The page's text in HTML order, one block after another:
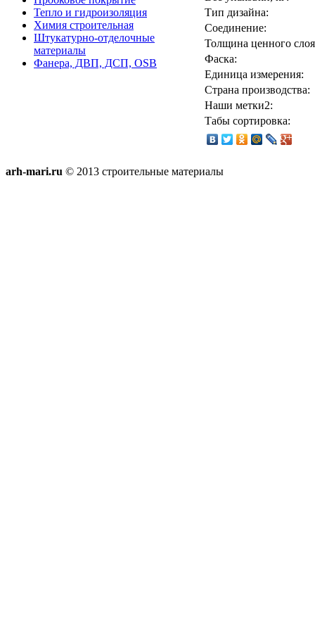
Тепло и гидроизоляция
Химия строительная
Штукатурно-отделочные
материалы
Фанера, ДВП, ДСП, OSB
Тип дизайна:
Соединение:
Толщина ценного
Фаска:
Единица измерения:
Страна производства:
Наши метки2:
Табы сортировка:
arh-mari.ru © 2013 строительные материалы